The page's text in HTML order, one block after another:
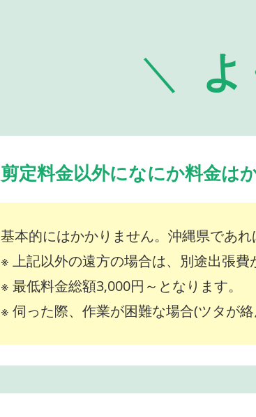
剪定料金以外になにか料金は
基本的にはかかりません。沖縄県であ
※ 上記以外の遠方の場合は、別途出張費
※ 最低料金総額3,000円～となります。
※ 伺った際、作業が困難な場合(ツタが